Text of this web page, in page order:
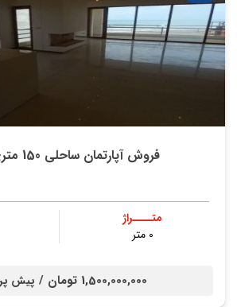
فروش آپارتمان ساحلی 150 متری در نور
متــــراژ
۰ متر
1,500,000,000 تومان / پیش